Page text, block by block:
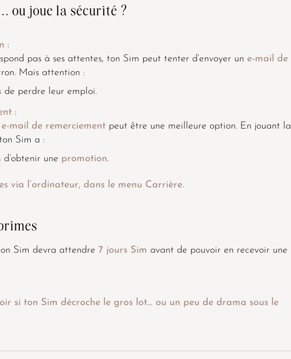
ou joue la sécurité ?
:
pas à ses attentes, ton Sim peut tenter d’envoyer un e-mail de
Mais attention :
de perdre leur emploi.
:
e-mail de remerciement peut être une meilleure option. En jouant la
Sim a :
d’obtenir une promotion.
via l’ordinateur, dans le menu Carrière.
Sim devra attendre 7 jours Sim avant de pouvoir en recevoir une
si ton Sim décroche le gros lot… ou un peu de drama sous le